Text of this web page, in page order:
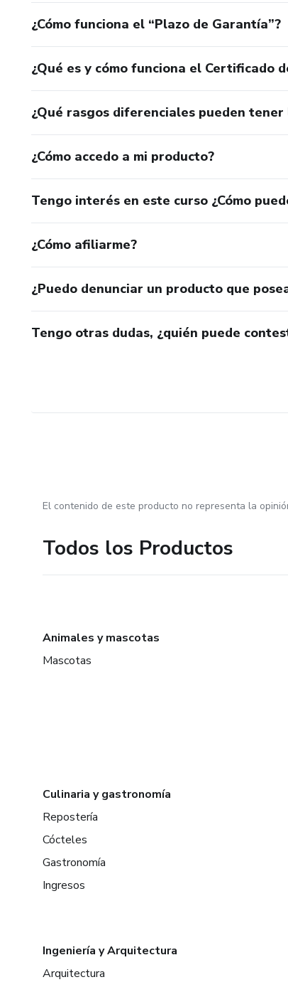
¿Cómo funciona el “Plazo de Garantía”?
¿Qué es y cómo funciona el Certificado
¿Qué rasgos diferenciales pueden
¿Cómo accedo a mi producto?
Tengo interés en este curso ¿Cómo
¿Cómo afiliarme?
¿Puedo denunciar un producto que
Tengo otras dudas, ¿quién puede
El contenido de este producto no representa la
Todos los Productos
Animales y mascotas
Mascotas
Culinaria y gastronomía
Repostería
Cócteles
Gastronomía
Ingresos
Ingeniería y Arquitectura
Arquitectura